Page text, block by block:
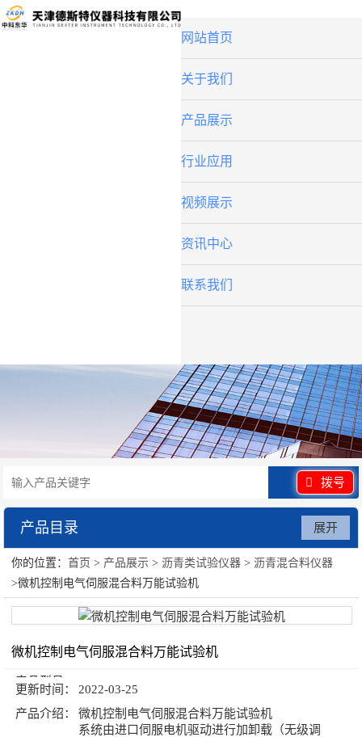
网站首页
关于我们
产品展示
行业应用
视频展示
资讯中心
联系我们
拨号
产品目录
沥青类试验仪器
展开
你的位置：首页 > 产品展示 >沥青类试验仪器 >沥青混合料仪器
>微机控制电气伺服混合料万能试验机
微机控制电气伺服混合料万能试验机
产品型号：
更新时间：
2022-03-25
产品介绍：
微机控制电气伺服混合料万能试验机
系统由进口伺服电机驱动进行加卸载（无级调